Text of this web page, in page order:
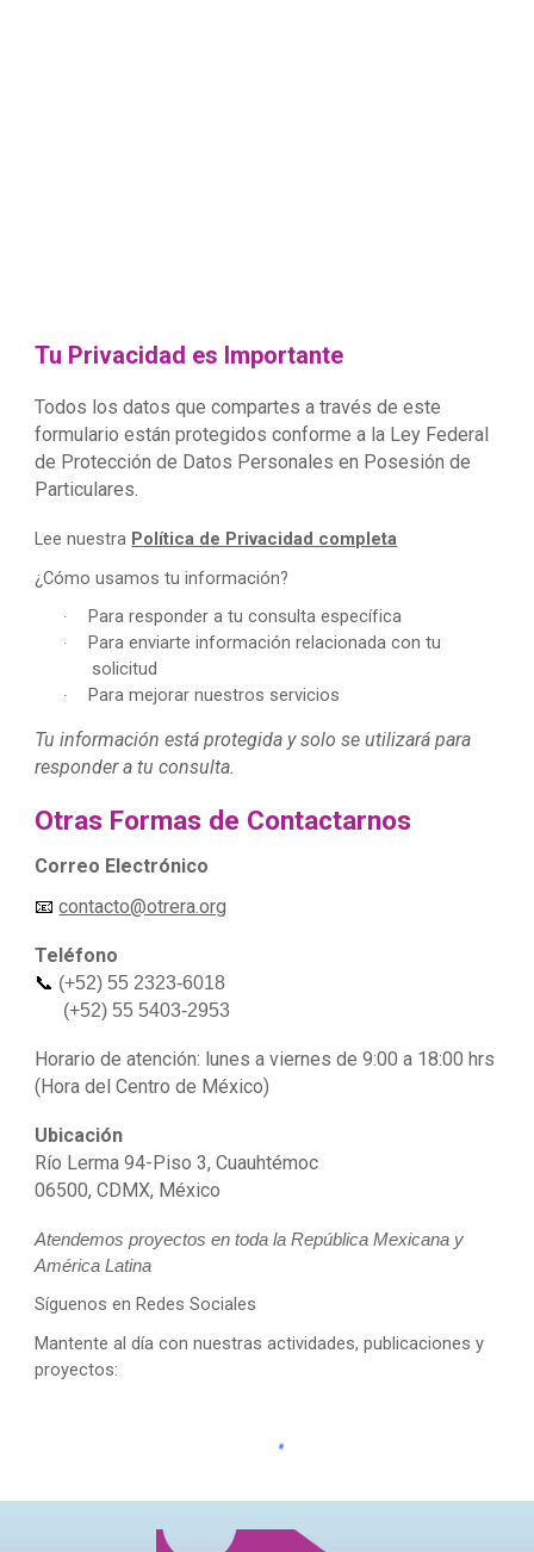
Tu Privacidad es Importante
Todos los datos que compartes a través de este
formulario están protegidos conforme a la Ley Federal
de Protección de Datos Personales en Posesión de
Particulares.
Lee nuestra Política de Privacidad completa
¿Cómo usamos tu información?
· Para responder a tu consulta específica
·
Para enviarte información relacionada con tu
solicitud
· Para mejorar nuestros servicios
Tu información está protegida y solo se utilizará para
responder a tu consulta.
Otras Formas de Contactarnos
Correo Electrónico
📧contacto@otrera.org
Teléfono
📞 (+52) 55 2323-6018
(+52) 55 5403-2953
Horario de atención: lunes a viernes de 9:00 a 18:00 hrs
(Hora del Centro de México)
Ubicación
Río Lerma 94-Piso 3, Cuauhtémoc
06500, CDMX, México
Atendemos proyectos en toda la República Mexicana y
América Latina
Síguenos en Redes Sociales
Mantente al día con nuestras actividades, publicaciones y
proyectos: